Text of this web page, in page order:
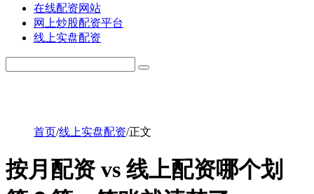
在线配资网站
网上炒股配资平台
线上实盘配资
首页/线上实盘配资/正文
按月配资 vs 线上配资哪个划